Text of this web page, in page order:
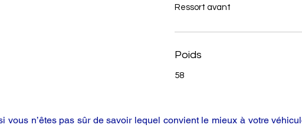
Ressort avant
Poids
58
vous n’êtes pas sûr de savoir lequel convient le mieux à votre